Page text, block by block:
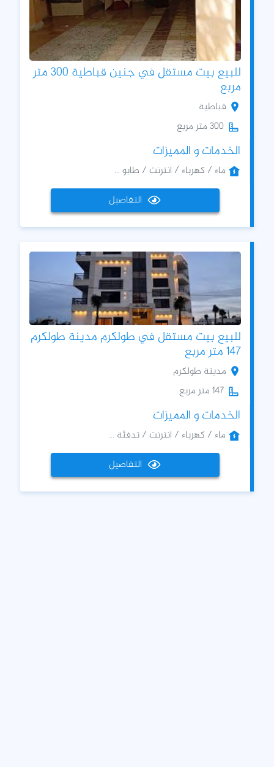
للبيع بيت مستقل في جنين قباطية 300 متر
مربع
قباطية
300 متر مربع
الخدمات و المميزات
ماء / كهرباء / انترنت / طابو ...
التفاصيل
للبيع بيت مستقل في طولكرم مدينة طولكرم
147 متر مربع
مدينة طولكرم
147 متر مربع
الخدمات و المميزات
ماء / كهرباء / انترنت / تدفئة ...
التفاصيل